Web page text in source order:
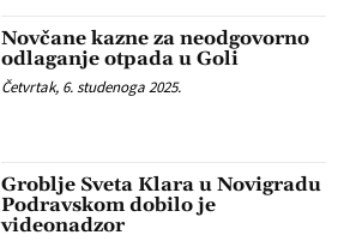
Novčane kazne za neodgovorno
odlaganje otpada u Goli
Četvrtak, 6. studenoga 2025.
Groblje Sveta Klara u Novigradu
Podravskom dobilo je
videonadzor